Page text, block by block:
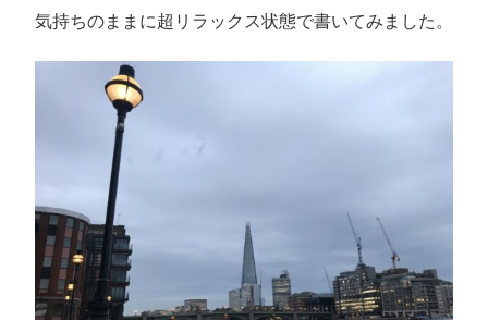
気持ちのままに超リラックス状態で書いてみました。